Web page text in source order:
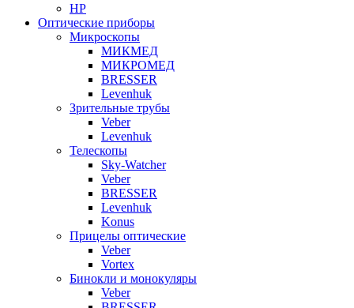
HP
Оптические приборы
Микроскопы
МИКМЕД
МИКРОМЕД
BRESSER
Levenhuk
Зрительные трубы
Veber
Levenhuk
Телескопы
Sky-Watcher
Veber
BRESSER
Levenhuk
Konus
Прицелы оптические
Veber
Vortex
Бинокли и монокуляры
Veber